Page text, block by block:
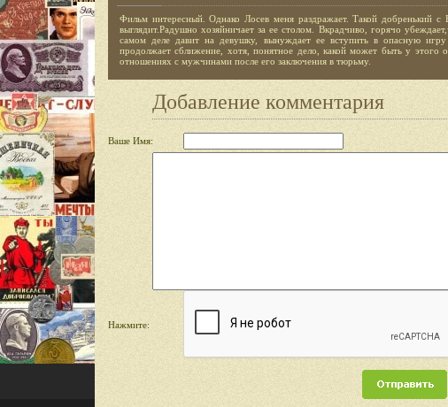
Фильм интересный. Однако Лосев меня раздражает. Такой добренький
выглядит.Радушно хозяйничает за ее столом. Вкрадчиво, горячо
самом деле давит на девушку, вынуждает ее вступить в опасную игру
продолжает сближение, хотя, понятное дело, какой может быть у
отношениях с мужчинами после его заключения в тюрьму.
Добавление комментария
Ваше Имя:
Нажмите: